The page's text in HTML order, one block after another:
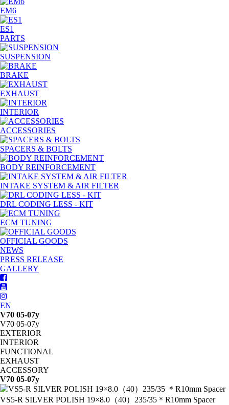
EM6
ES1
PARTS
SUSPENSION
BRAKE
EXHAUST
INTERIOR
ACCESSORIES
SPACERS & BOLTS
BODY REINFORCEMENT
INTAKE SYSTEM & AIR FILTER
DRL CODING LESS - KIT
ECM TUNING
OFFICIAL GOODS
NEWS
PRESS RELEASE
GALLERY
EN
V70 05-07y
V70 05-07y
EXTERIOR
INTERIOR
FUNCTIONAL
EXHAUST
ACCESSORY
V70 05-07y
VS5-R SILVER POLISH 19×8.0（40）235/35 ＊R10mm Spacer